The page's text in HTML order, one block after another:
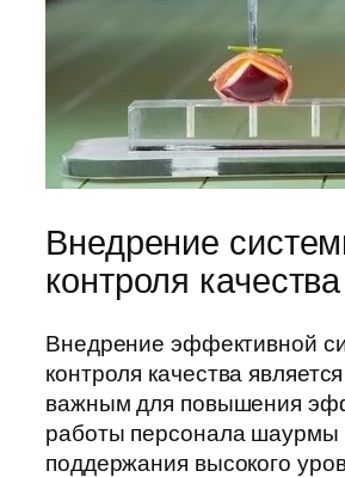
Внедрение
контроля качества
Внедрение эффективной
контроля качества
важным для повышения
работы персонала шаурмы
поддержания высокого